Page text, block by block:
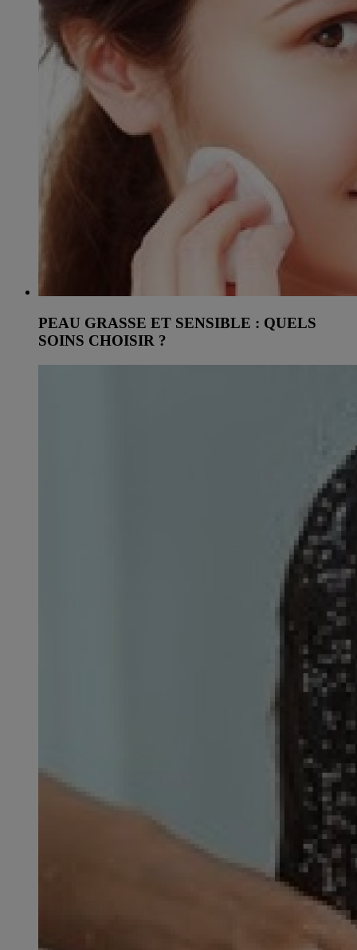
PEAU GRASSE ET SENSIBLE : QUELS
SOINS CHOISIR ?